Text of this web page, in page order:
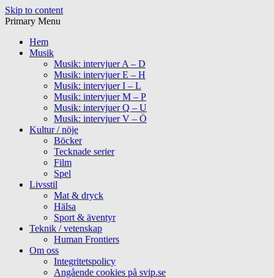
Skip to content
Primary Menu
Hem
Musik
Musik: intervjuer A – D
Musik: intervjuer E – H
Musik: intervjuer I – L
Musik: intervjuer M – P
Musik: intervjuer Q – U
Musik: intervjuer V – Ö
Kultur / nöje
Böcker
Tecknade serier
Film
Spel
Livsstil
Mat & dryck
Hälsa
Sport & äventyr
Teknik / vetenskap
Human Frontiers
Om oss
Integritetspolicy
Angående cookies på svip.se